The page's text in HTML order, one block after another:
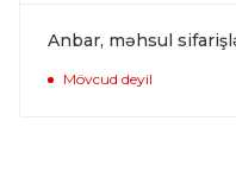
Anbar, məhsul
Mövcud deyil